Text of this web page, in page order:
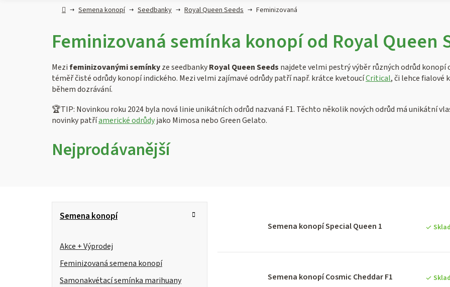
HlavníSemena konopí Seedbanky Royal Queen Seeds Feminizovaná
Feminizovaná semínka konopí od Royal Queen
Mezifeminizovanými semínkyze seedbankyRoyal Queen Seeds najdete velmi pestrý výběr různých odrůd
téměř čisté odrůdy konopí indického. Mezi velmi zajímavé odrůdy patří např. krátce kvetoucíCritical, či lehce fialové
během dozrávání.
🏆TIP: Novinkou roku 2024 byla nová linie unikátních odrůd nazvaná F1. Těchto několik nových odrůd má unikátní
novinky patříamerické odrůdyjako Mimosa nebo Green Gelato.
Nejprodávanější
P
kategorie
Semena konopí
Akce + Výprodej
Feminizovaná semena konopí
Samonakvétací semínka marihuany
Semena konopí Special Queen 1
Semena konopí Cosmic Cheddar F1
p